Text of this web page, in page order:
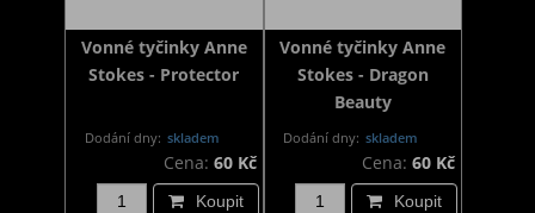
Vonné tyčinky Anne
Stokes - Protector
Dodání dny: skladem
Cena: 60 Kč
Koupit
Vonné tyčinky Anne
Stokes - Dragon
Beauty
Dodání dny: skladem
Cena:60 Kč
Koupit